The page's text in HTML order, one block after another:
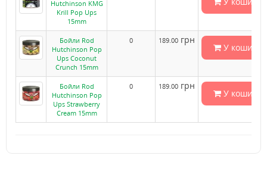
Hutchinson KMG
Krill Pop Ups
15mm
Бойли Rod
Hutchinson Pop
Ups Coconut
Crunch 15mm
0 189.00 грн
У кошик
Бойли Rod
Hutchinson Pop
Ups Strawberry
Cream 15mm
0 189.00 грн
У кошик